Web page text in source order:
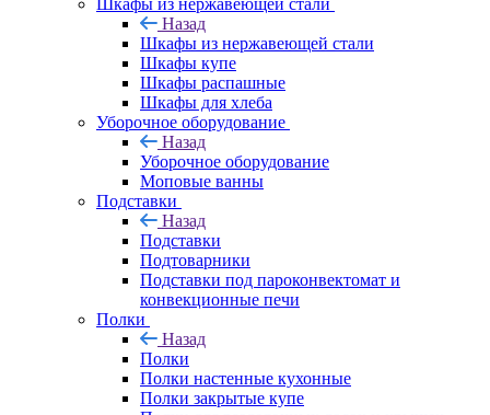
Шкафы из нержавеющей стали
Назад
Шкафы из нержавеющей стали
Шкафы купе
Шкафы распашные
Шкафы для хлеба
Уборочное оборудование
Назад
Уборочное оборудование
Моповые ванны
Подставки
Назад
Подставки
Подтоварники
Подставки под пароконвектомат и
конвекционные печи
Полки
Назад
Полки
Полки настенные кухонные
Полки закрытые купе